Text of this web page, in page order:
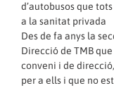
d’autobusos que
a la sanitat privada
Des de fa anys la
Direcció de TMB
conveni i de
per a ells i que no